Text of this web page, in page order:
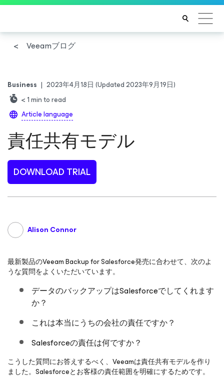
Veeamブログ
Business | 2023年4月18日 (Updated 2023年9月19日)
< 1min to read
Article language
責任共有モデル
DOWNLOAD TRIAL
Alison Connor
最新製品のVeeam Backupfor Salesforce発売に合わせて、次のよ
うな質問をよくいただいています。
データのバックアップはSalesforceでしてくれます
か？
これは本当にうちの会社の責任ですか？
Salesforceの責任は何ですか？
こうした質問にお答えするべく、Veeamは責任共有モデルを作り
ました。Salesforceとお客様の責任範囲を明確にするためです。